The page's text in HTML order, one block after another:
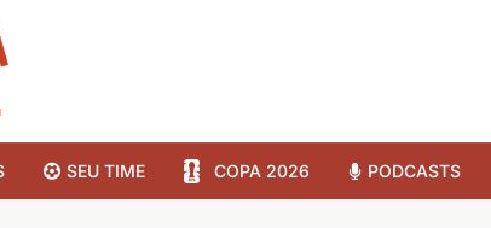
SEU TIME COPA 2026 PODCASTS